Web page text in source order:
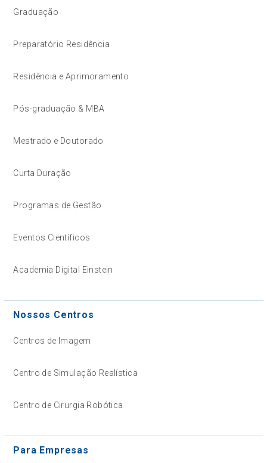
Graduação
Preparatório Residência
Residência e Aprimoramento
Pós-graduação & MBA
Mestrado e Doutorado
Curta Duração
Programas de Gestão
Eventos Científicos
Academia Digital Einstein
Nossos Centros
Centros de Imagem
Centro de Simulação Realística
Centro de Cirurgia Robótica
Para Empresas